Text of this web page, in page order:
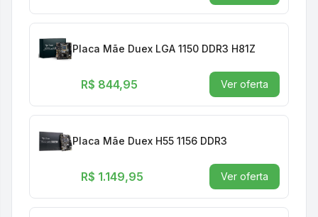
Placa Mãe Duex LGA 1150 DDR3 H81Z
R$ 844,95 Ver oferta
Placa Mãe Duex H55 1156 DDR3
R$ 1.149,95 Ver oferta